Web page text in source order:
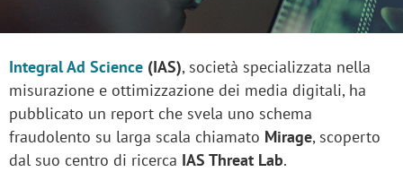
Integral Ad Science (IAS), società specializzata nella
misurazione e ottimizzazione dei media digitali, ha
pubblicato un report che svela uno schema
fraudolento su larga scala chiamato Mirage, scoperto
dal suo centro di ricerca IAS Threat Lab.